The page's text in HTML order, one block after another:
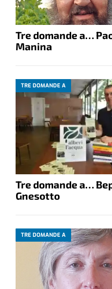
Tre domande a…
Manina
TRE DOMANDE A
Tre domande a…
Gnesotto
TRE DOMANDE A